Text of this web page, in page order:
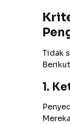
Tidak
1.